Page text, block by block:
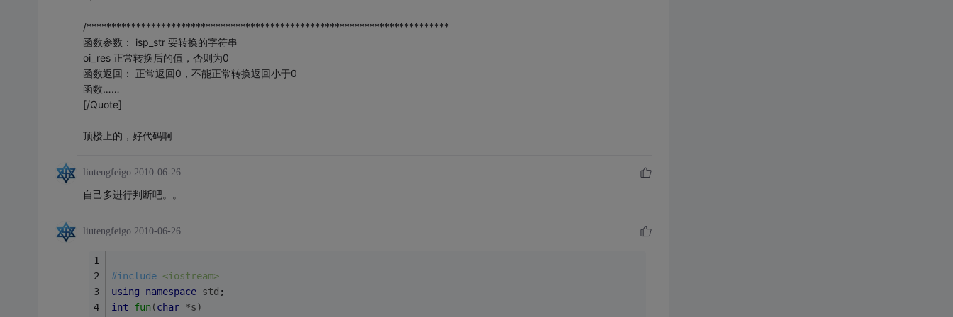
/*************************************************************************
函数参数： isp_str 要转换的字符串
oi_res 正常转换后的值，否则为0
函数返回： 正常返回0，不能正常转换返回小于0
函数……
[/Quote]
顶楼上的，好代码啊
liutengfeigo 2010-06-26
自己多进行判断吧。。
liutengfeigo 2010-06-26
#include <iostream>
using
namespace std ;
int
fun(char *s)